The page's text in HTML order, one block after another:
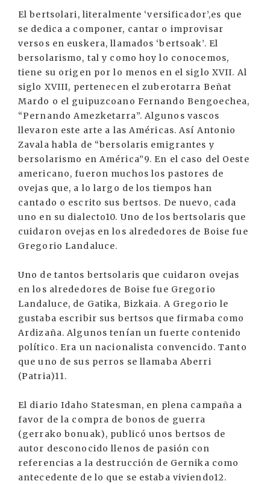
El bertsolari, literalmente ‘versificador’,es que
se dedica a componer, cantar o improvisar
versos en euskera, llamados ‘bertsoak’. El
bersolarismo, tal y como hoy lo conocemos,
tiene su origen por lo menos en el siglo XVII. Al
siglo XVIII, pertenecen el zuberotarra Beñat
Mardo o el guipuzcoano Fernando Bengoechea,
“Pernando Amezketarra”. Algunos vascos
llevaron este arte a las Américas. Así Antonio
Zavala habla de “bersolaris emigrantes y
bersolarismo en América”9. En el caso del Oeste
americano, fueron muchos los pastores de
ovejas que, a lo largo de los tiempos han
cantado o escrito sus bertsos. De nuevo, cada
uno en su dialecto10. Uno de los bertsolaris que
cuidaron ovejas en los alrededores de Boise fue
Gregorio Landaluce.
Uno de tantos bertsolaris que cuidaron ovejas
en los alrededores de Boise fue Gregorio
Landaluce, de Gatika, Bizkaia. A Gregorio le
gustaba escribir sus bertsos que firmaba como
Ardizaña. Algunos tenían un fuerte contenido
político. Era un nacionalista convencido. Tanto
que uno de sus perros se llamaba Aberri
(Patria)11.
El diario Idaho Statesman, en plena campaña a
favor de la compra de bonos de guerra
(gerrako bonuak), publicó unos bertsos de
autor desconocido llenos de pasión con
referencias a la destrucción de Gernika como
antecedente de lo que se estaba viviendo12.